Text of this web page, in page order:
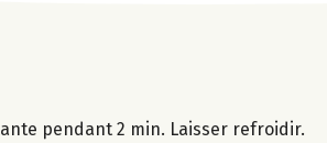
pendant 2 min. Laisser refroidir.